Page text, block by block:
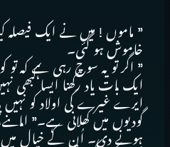
” ماموں ! میں نے ایک فیصلہ
خاموش ہو گئی۔
” اگر تو یہ سوچ رہی ہے کہ تو
ایک بات یاد رکھنا ایسا کبھی
ایرے غیرے کی اولاد کو نہیں
گودیوں میں کھلانی ہے۔”
ہونے دی۔ اُن کے خیال میں